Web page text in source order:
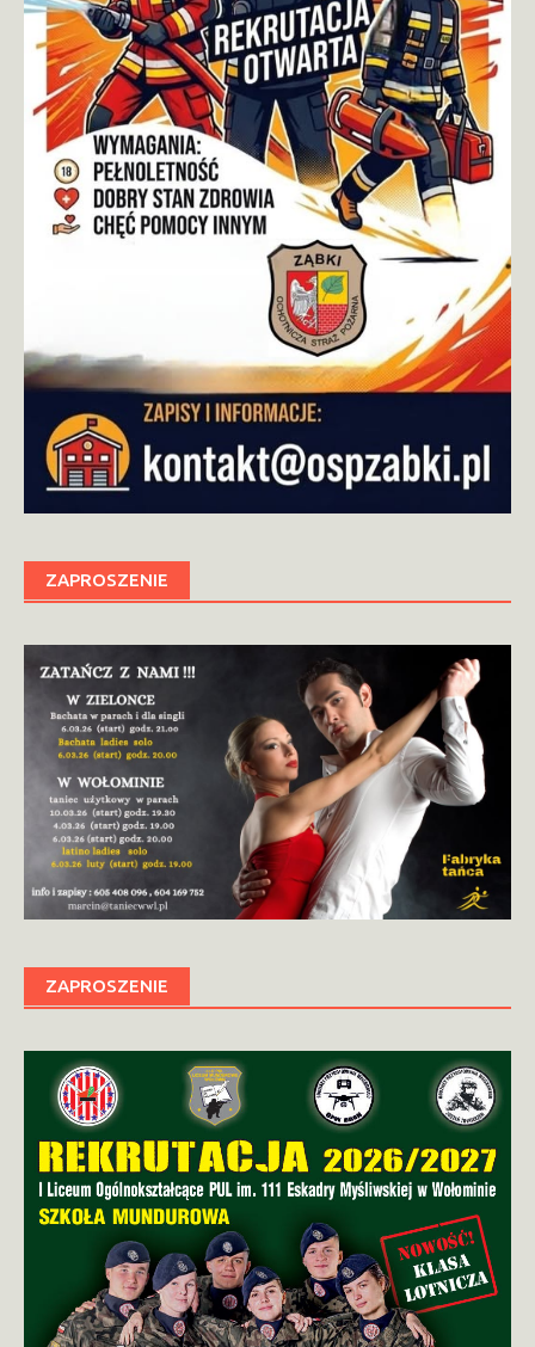
ZAPROSZENIE
ZAPROSZENIE